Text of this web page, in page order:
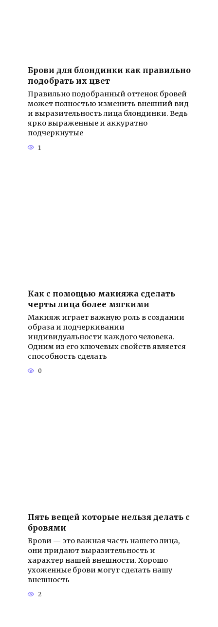
Брови для блондинки как правильно
подобрать их цвет
Правильно подобранный оттенок бровей
может полностью изменить внешний вид
и выразительность лица блондинки. Ведь
ярко выраженные и аккуратно
подчеркнутые
1
Как с помощью макияжа сделать
черты лица более мягкими
Макияж играет важную роль в создании
образа и подчеркивании
индивидуальности каждого человека.
Одним из его ключевых свойств является
способность сделать
0
Пять вещей которые нельзя делать с
бровями
Брови — это важная часть нашего лица,
они придают выразительность и
характер нашей внешности. Хорошо
ухоженные брови могут сделать нашу
внешность
2